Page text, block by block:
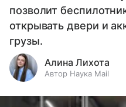
позволит
открывать двери и
грузы.
Алина Лихота
Автор Наука Mail